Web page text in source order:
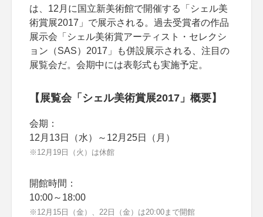
は、12月に国立新美術館で開催する「シェル美
術賞展2017」で展示される。過去受賞者の作品
展示会「シェル美術賞アーティスト・セレクシ
ョン（SAS）2017」も併設展示される、注目の
展覧会だ。会期中には表彰式も実施予定。
【展覧会「シェル美術賞展2017」概要】
会期：
12月13日（水）～12月25日（月）
※12月19日（火）は休館
開館時間：
10:00～18:00
※12月15日（金）、22日（金）は20:00まで開館